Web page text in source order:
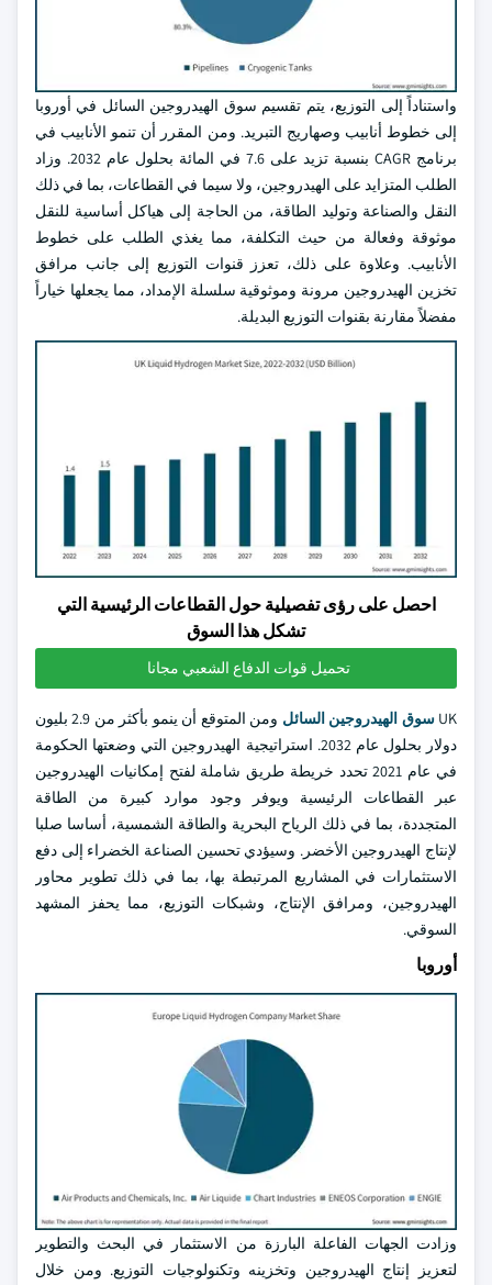
واستناداً إلى التوزيع، يتم تقسيم سوق الهيدروجين السائل في أوروبا
إلى خطوط أنابيب وصهاريج التبريد. ومن المقرر أن تنمو الأنابيب في
برنامج CAGR بنسبة تزيد على 7.6 في المائة بحلول عام 2032. وزاد
الطلب المتزايد على الهيدروجين، ولا سيما في القطاعات، بما في ذلك
النقل والصناعة وتوليد الطاقة، من الحاجة إلى هياكل أساسية للنقل
موثوقة وفعالة من حيث التكلفة، مما يغذي الطلب على خطوط
الأنابيب. وعلاوة على ذلك، تعزز قنوات التوزيع إلى جانب مرافق
تخزين الهيدروجين مرونة وموثوقية سلسلة الإمداد، مما يجعلها خياراً
مفضلاً مقارنة بقنوات التوزيع البديلة.
احصل على رؤى تفصيلية حول القطاعات الرئيسية التي
تشكل هذا السوق
تحميل قوات الدفاع الشعبي مجانا
UK سوق الهيدروجين السائل
ومن المتوقع أن ينمو بأكثر من 2.9 بليون
دولار بحلول عام 2032. استراتيجية الهيدروجين التي وضعتها الحكومة
في عام 2021 تحدد خريطة طريق شاملة لفتح إمكانيات الهيدروجين
عبر القطاعات الرئيسية ويوفر وجود موارد كبيرة من الطاقة
المتجددة، بما في ذلك الرياح البحرية والطاقة الشمسية، أساسا صلبا
لإنتاج الهيدروجين الأخضر. وسيؤدي تحسين الصناعة الخضراء إلى دفع
الاستثمارات في المشاريع المرتبطة بها، بما في ذلك تطوير محاور
الهيدروجين، ومرافق الإنتاج، وشبكات التوزيع، مما يحفز المشهد
السوقي.
أوروبا
وزادت الجهات الفاعلة البارزة من الاستثمار في البحث والتطوير
لتعزيز إنتاج الهيدروجين وتخزينه وتكنولوجيات التوزيع. ومن خلال